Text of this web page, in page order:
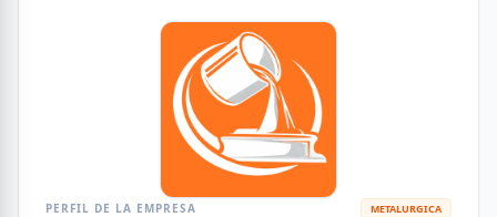
PERFIL DE LA EMPRESA METALURGICA